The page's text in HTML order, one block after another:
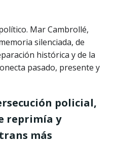
Mar Cambrollé,
silenciada, de
histórica y de la
pasado, presente y
policial,
reprimía y
más